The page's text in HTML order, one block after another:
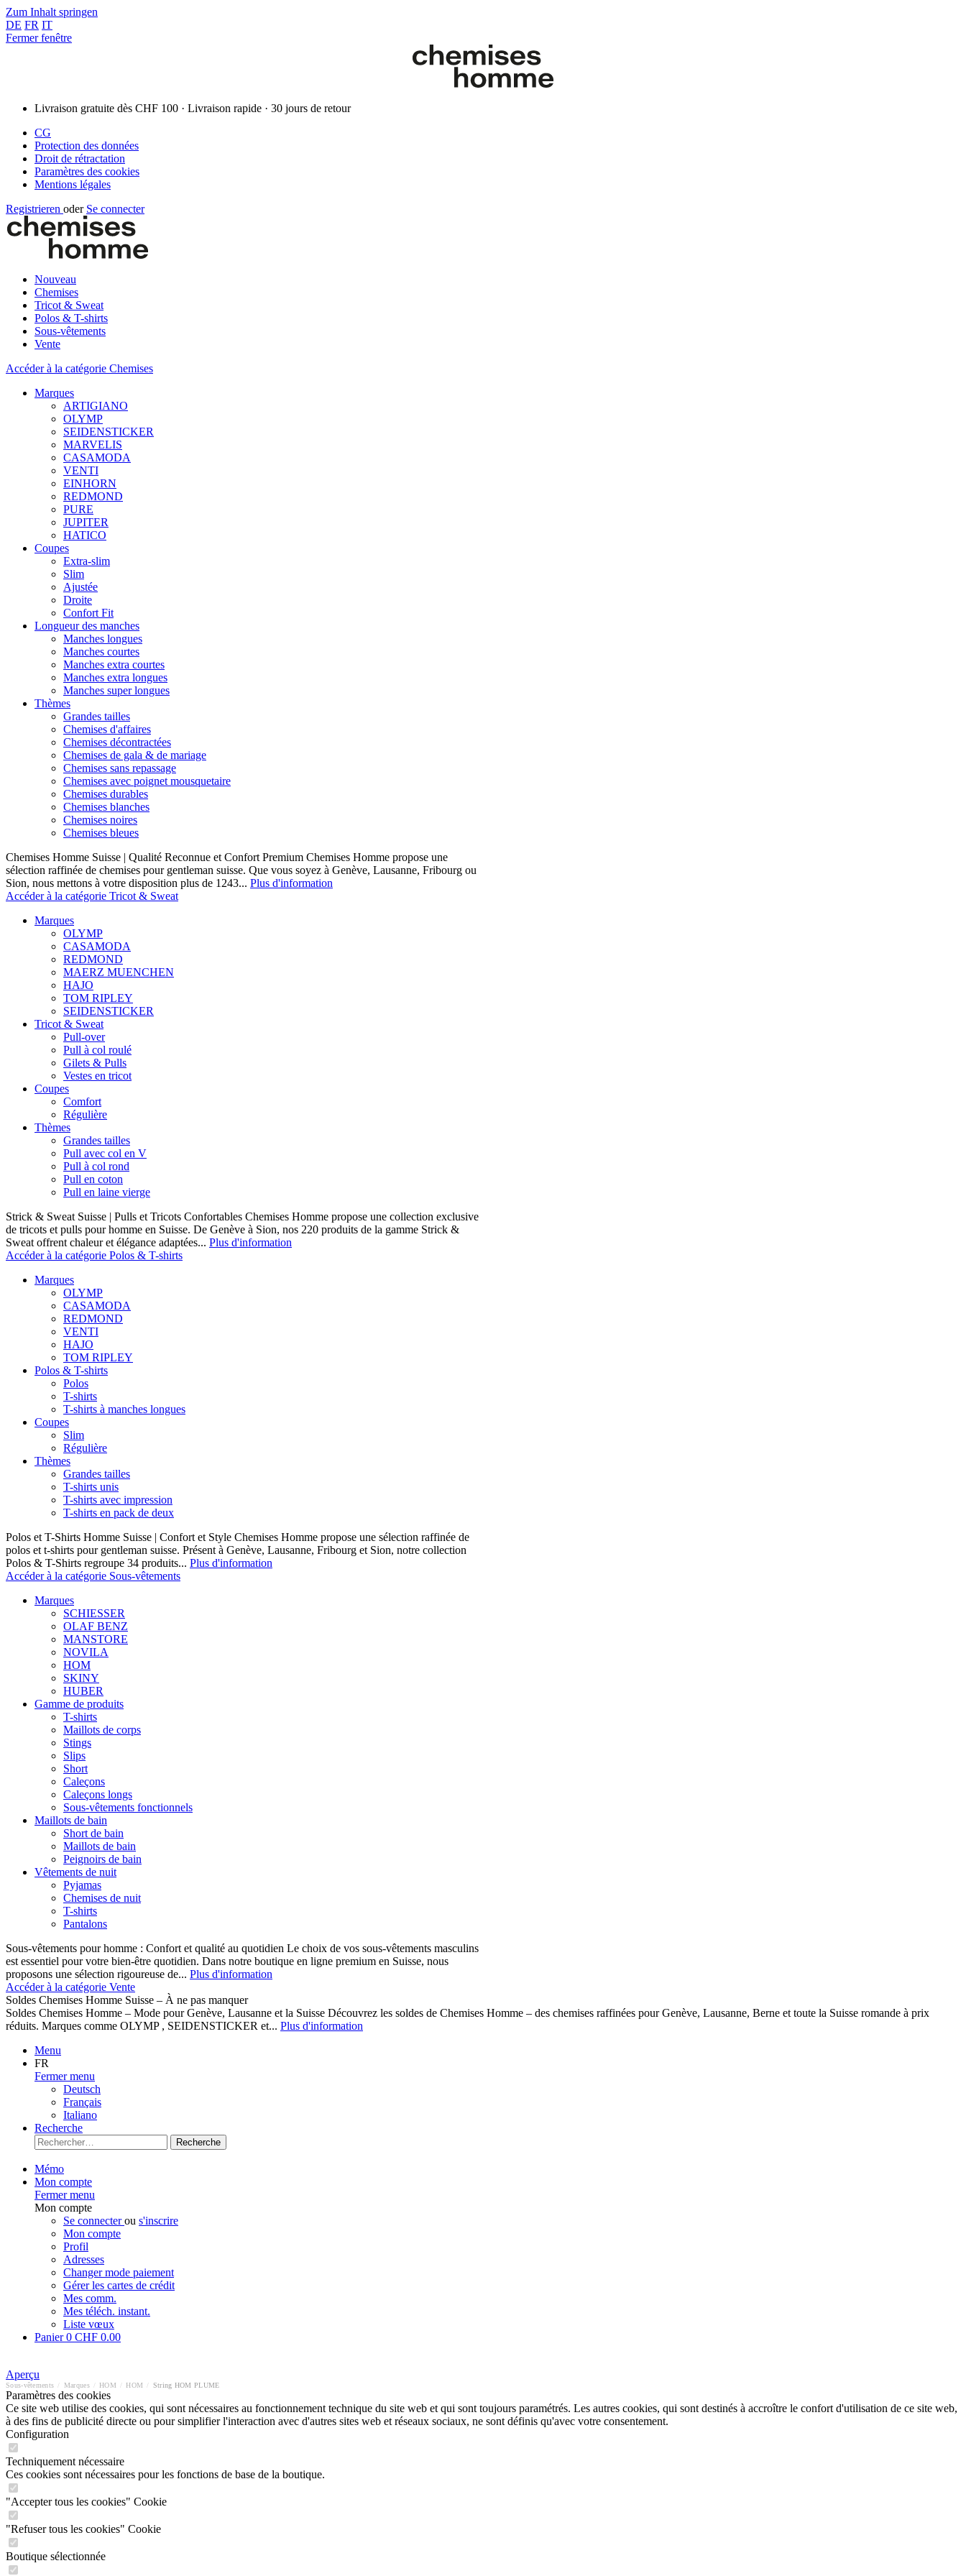
Zum Inhalt springen
DE FR IT
Fermer fenêtre
Livraison gratuite dès CHF 100 · Livraison rapide · 30 jours de retour
CG
Protection des données
Droit de rétractation
Paramètres des cookies
Mentions légales
Registrieren oder Se connecter
Nouveau
Chemises
Tricot & Sweat
Polos & T-shirts
Sous-vêtements
Vente
Accéder à la catégorie Chemises
Marques
ARTIGIANO
OLYMP
SEIDENSTICKER
MARVELIS
CASAMODA
VENTI
EINHORN
REDMOND
PURE
JUPITER
HATICO
Coupes
Extra-slim
Slim
Ajustée
Droite
Confort Fit
Longueur des manches
Manches longues
Manches courtes
Manches extra courtes
Manches extra longues
Manches super longues
Thèmes
Grandes tailles
Chemises d'affaires
Chemises décontractées
Chemises de gala & de mariage
Chemises sans repassage
Chemises avec poignet mousquetaire
Chemises durables
Chemises blanches
Chemises noires
Chemises bleues
Chemises Homme Suisse | Qualité Reconnue et Confort Premium Chemises Homme propose une
sélection raffinée de chemises pour gentleman suisse. Que vous soyez à Genève, Lausanne, Fribourg ou
Sion, nous mettons à votre disposition plus de 1243... Plus d'information
Accéder à la catégorie Tricot & Sweat
Marques
OLYMP
CASAMODA
REDMOND
MAERZ MUENCHEN
HAJO
TOM RIPLEY
SEIDENSTICKER
Tricot & Sweat
Pull-over
Pull à col roulé
Gilets & Pulls
Vestes en tricot
Coupes
Comfort
Régulière
Thèmes
Grandes tailles
Pull avec col en V
Pull à col rond
Pull en coton
Pull en laine vierge
Strick & Sweat Suisse | Pulls et Tricots Confortables Chemises Homme propose une collection exclusive
de tricots et pulls pour homme en Suisse. De Genève à Sion, nos 220 produits de la gamme Strick &
Sweat offrent chaleur et élégance adaptées... Plus d'information
Accéder à la catégorie Polos & T-shirts
Marques
OLYMP
CASAMODA
REDMOND
VENTI
HAJO
TOM RIPLEY
Polos & T-shirts
Polos
T-shirts
T-shirts à manches longues
Coupes
Slim
Régulière
Thèmes
Grandes tailles
T-shirts unis
T-shirts avec impression
T-shirts en pack de deux
Polos et T-Shirts Homme Suisse | Confort et Style Chemises Homme propose une sélection raffinée de
polos et t-shirts pour gentleman suisse. Présent à Genève, Lausanne, Fribourg et Sion, notre collection
Polos & T-Shirts regroupe 34 produits... Plus d'information
Accéder à la catégorie Sous-vêtements
Marques
SCHIESSER
OLAF BENZ
MANSTORE
NOVILA
HOM
SKINY
HUBER
Gamme de produits
T-shirts
Maillots de corps
Stings
Slips
Short
Caleçons
Caleçons longs
Sous-vêtements fonctionnels
Maillots de bain
Short de bain
Maillots de bain
Peignoirs de bain
Vêtements de nuit
Pyjamas
Chemises de nuit
T-shirts
Pantalons
Sous-vêtements pour homme : Confort et qualité au quotidien Le choix de vos sous-vêtements masculins
est essentiel pour votre bien-être quotidien. Dans notre boutique en ligne premium en Suisse, nous
proposons une sélection rigoureuse de... Plus d'information
Accéder à la catégorie Vente
Soldes Chemises Homme Suisse – À ne pas manquer
Soldes Chemises Homme – Mode pour Genève, Lausanne et la Suisse Découvrez les soldes de Chemises Homme – des chemises raffinées pour Genève, Lausanne, Berne et toute la Suisse romande à prix
réduits. Marques comme OLYMP , SEIDENSTICKER et... Plus d'information
Menu
FR
Fermer menu
Deutsch
Français
Italiano
Recherche
Recherche
Mémo
Mon compte
Fermer menu
Mon compte
Se connecterou s'inscrire
Mon compte
Profil
Adresses
Changer mode paiement
Gérer les cartes de crédit
Mes comm.
Mes téléch. instant.
Liste vœux
Panier0 CHF 0.00
Aperçu
Sous-vêtements Marques HOM HOM String HOM PLUME
Paramètres des cookies
Ce site web utilise des cookies, qui sont nécessaires au fonctionnement technique du site web et qui sont toujours paramétrés. Les autres cookies, qui sont destinés à accroître le confort d'utilisation de ce site web,
à des fins de publicité directe ou pour simplifier l'interaction avec d'autres sites web et réseaux sociaux, ne sont définis qu'avec votre consentement.
Configuration
Techniquement nécessaire
Ces cookies sont nécessaires pour les fonctions de base de la boutique.
"Accepter tous les cookies" Cookie
"Refuser tous les cookies" Cookie
Boutique sélectionnée